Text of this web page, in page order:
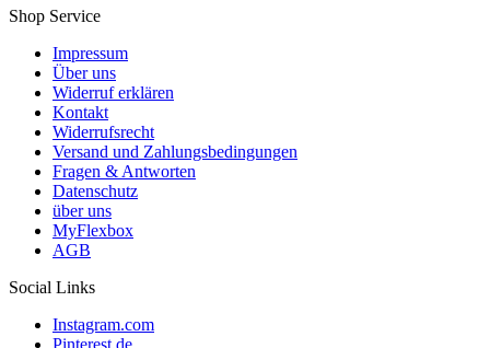
Shop Service
Impressum
Über uns
Widerruf erklären
Kontakt
Widerrufsrecht
Versand und Zahlungsbedingungen
Fragen & Antworten
Datenschutz
über uns
MyFlexbox
AGB
Social Links
Instagram.com